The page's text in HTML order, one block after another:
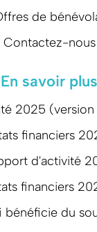
de
Contactez-nous
En savoir plus
2025
financiers
d'activité
financiers
bénéficie du